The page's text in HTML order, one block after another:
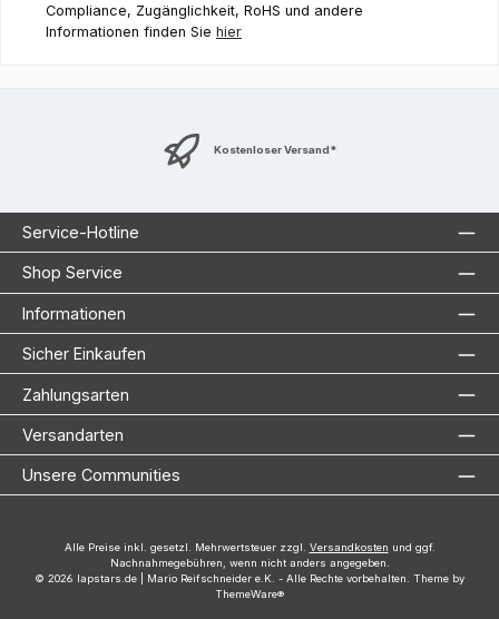
Compliance, Zugänglichkeit, RoHS und andere
Informationen finden Sie hier
Kostenloser Versand*
Service-Hotline
Shop Service
Informationen
Sicher Einkaufen
Zahlungsarten
Versandarten
Unsere Communities
Alle Preise inkl. gesetzl. Mehrwertsteuer zzgl. Versandkosten und ggf.
Nachnahmegebühren, wenn nicht anders angegeben.
© 2026 lapstars.de | Mario Reifschneider e.K. - Alle Rechte vorbehalten. Theme by
ThemeWare®